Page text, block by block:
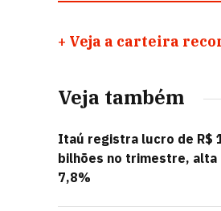
+ Veja a carteira
Veja também
Itaú registra lucro de R$
bilhões no trimestre, alta
7,8%